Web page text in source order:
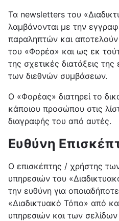
Τα newsletters του
λαμβάνονται με την
παραληπτών και αποτελούν
του «Φορέα» και ως εκ
της σχετικές διατάξεις
των διεθνών συμβάσεων.
Ο «Φορέας» διατηρεί το
κάποιου προσώπου στις
διαγραφής του από αυτές.
Ευθύνη
Ο επισκέπτης / χρήστης
υπηρεσιών του
την ευθύνη για
«Διαδικτυακό Τόπο» από
υπηρεσιών και των